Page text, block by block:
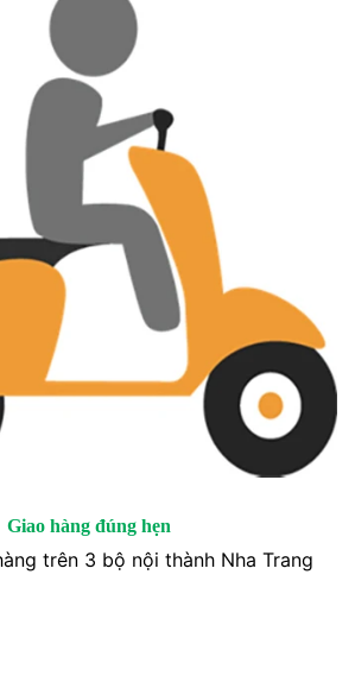
Giao hàng đúng hẹn
trên 3 bộ nội thành Nha Trang